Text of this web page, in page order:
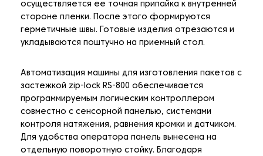
осуществляется ее точная припайка к внутренней
стороне пленки. После этого формируются
герметичные швы. Готовые изделия отрезаются и
укладываются поштучно на приемный стол.
Автоматизация машины для изготовления пакетов с
застежкой zip-lock RS-800 обеспечивается
программируемым логическим контроллером
совместно с сенсорной панелью, системами
контроля натяжения, равнения кромки и датчиком.
Для удобства оператора панель вынесена на
отдельную поворотную стойку. Благодаря